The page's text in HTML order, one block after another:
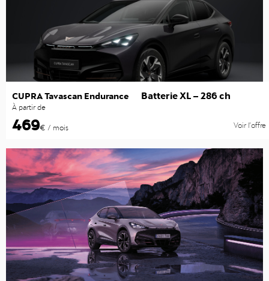
CUPRA Tavascan Endurance Batterie XL – 286 ch
À partir de
469€ / mois Voir l’offre